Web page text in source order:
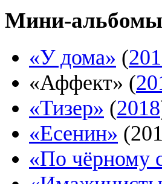
Мини-
«У дома» (
«Аффект» (
«Тизер» (2018
«Есенин»
«По чёрному